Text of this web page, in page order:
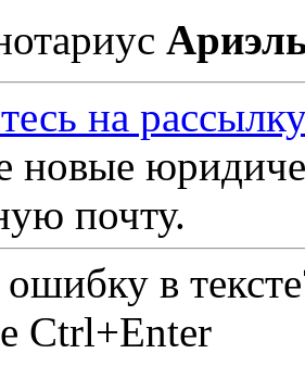
на
новые
почту.
ошибку в
Ctrl+Enter